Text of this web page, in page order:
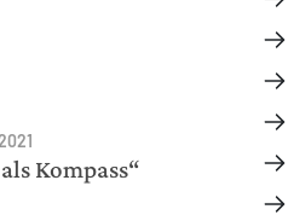
Kompass“